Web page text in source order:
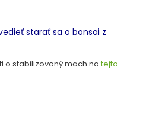
starať sa o bonsai z
o stabilizovaný mach natejto